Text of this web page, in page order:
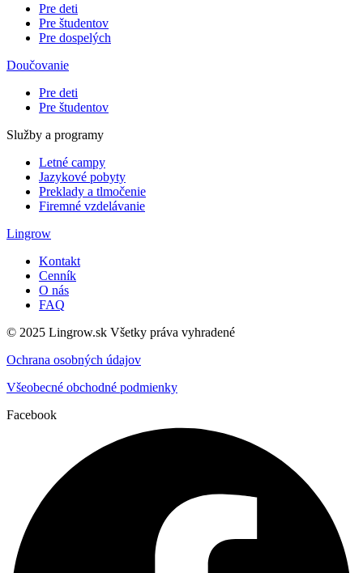
Pre deti
Pre študentov
Pre dospelých
Doučovanie
Pre deti
Pre študentov
Služby a programy
Letné campy
Jazykové pobyty
Preklady a tlmočenie
Firemné vzdelávanie
Lingrow
Kontakt
Cenník
O nás
FAQ
© 2025 Lingrow.sk Všetky práva vyhradené
Ochrana osobných údajov
Všeobecné obchodné podmienky
Facebook